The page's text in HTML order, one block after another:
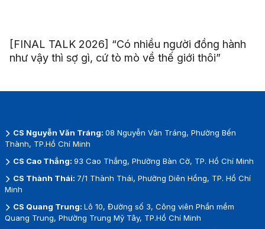
[FINAL TALK 2026] “Có nhiều người đồng hành
như vậy thì sợ gì, cứ tò mò về thế giới thôi”
CS Nguyễn Văn Tráng: 08 Nguyễn Văn Tráng, Phường Bến
Thành, TP.Hồ Chí Minh
CS Cao Thắng: 93 Cao Thắng, Phường Bàn Cờ, TP. Hồ Chí Minh
CS Thành Thái: 7/1 Thành Thái, Phường Diên Hồng, TP. Hồ Chí
Minh
CS Quang Trung: Lô 10, Đường số 3, Công viên Phần mềm
Quang Trung, Phường Trung Mỹ Tây, TP.Hồ Chí Minh